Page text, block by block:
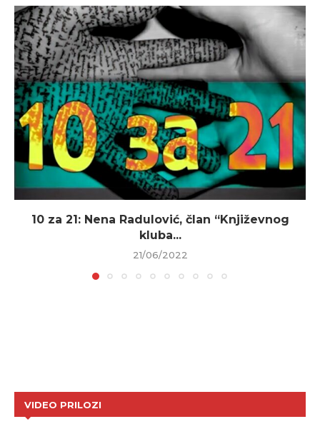
10 za 21: Nena Radulović, član “Književnog
kluba...
21/06/2022
VIDEO PRILOZI